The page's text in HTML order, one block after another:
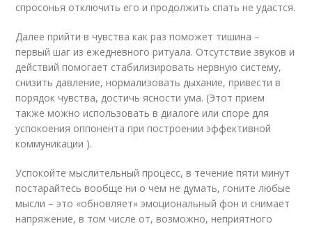
спросонья отключить его и продолжить спать не удастся.
Далее прийти в чувства как раз поможет тишина –
первый шаг из ежедневного ритуала. Отсутствие звуков и
действий помогает стабилизировать нервную систему,
снизить давление, нормализовать дыхание, привести в
порядок чувства, достичь ясности ума. (Этот прием
также можно использовать в диалоге или споре для
успокоения оппонента при построении эффективной
коммуникации ).
Успокойте мыслительный процесс, в течение пяти минут
постарайтесь вообще ни о чем не думать, гоните любые
мысли – это «обновляет» эмоциональный фон и снимает
напряжение, в том числе от, возможно, неприятного